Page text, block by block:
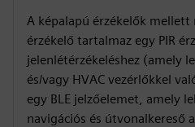
A képalapú érzékelők
érzékelő tartalmaz egy PIR
jelenlétérzékeléshez (amely
és/vagy HVAC vezérlőkkel
egy BLE jelzőelemet, amely
navigációs és útvonalkereső